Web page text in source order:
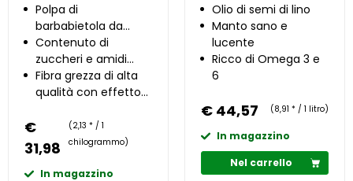
Polpa di
barbabietola da
zucchero con breve
tempo di ammollo
Contenuto di
zuccheri e amidi
molto basso
Fibra grezza di alta
qualità con effetto
€
31,98
(2,13 * / 1
chilogrammo)
In magazzino
Olio di semi di lino
Manto sano e
lucente
Ricco di Omega 3 e
6
€ 44,57 (8,91 * / 1 litro)
In magazzino
Nel carrello